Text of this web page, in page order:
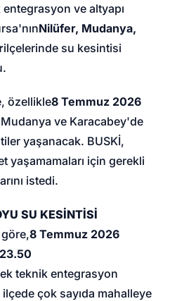
ve altyapı
Nilüfer, Mudanya,
ilçelerinde su kesintisi
özellikle8 Temmuz 2026
ve Karacabey'de
yaşanacak. BUSKİ,
yaşamamaları için gerekli
istedi.
SU KESİNTİSİ
göre,8 Temmuz 2026
teknik entegrasyon
çok sayıda mahalleye